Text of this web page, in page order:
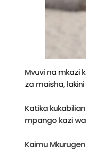
Mvuvi na mkazi
za maisha,
Katika
mpango kazi
Kaimu